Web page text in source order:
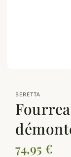
BERETTA
74,95 €